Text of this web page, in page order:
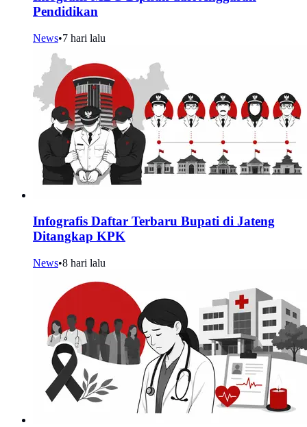
Pendidikan
News•7 hari lalu
Infografis Daftar Terbaru Bupati di Jateng
Ditangkap KPK
News•8 hari lalu